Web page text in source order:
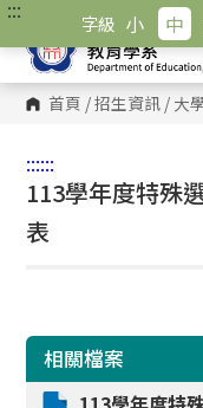
跳
主
內
容
::: 字級 小 中
首頁 /招生資訊 / 大
::::::
113學年度特殊
表
相關檔案